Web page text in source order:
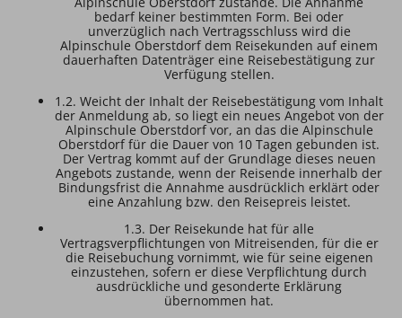
bedarf keiner bestimmten Form. Bei oder
unverzüglich nach Vertragsschluss wird die
Alpinschule Oberstdorf dem Reisekunden auf einem
dauerhaften Datenträger eine Reisebestätigung zur
Verfügung stellen.
1.2. Weicht der Inhalt der Reisebestätigung vom Inhalt
der Anmeldung ab, so liegt ein neues Angebot von der
Alpinschule Oberstdorf vor, an das die Alpinschule
Oberstdorf für die Dauer von 10 Tagen gebunden ist.
Der Vertrag kommt auf der Grundlage dieses neuen
Angebots zustande, wenn der Reisende innerhalb der
Bindungsfrist die Annahme ausdrücklich erklärt oder
eine Anzahlung bzw. den Reisepreis leistet.
1.3. Der Reisekunde hat für alle
Vertragsverpflichtungen von Mitreisenden, für die er
die Reisebuchung vornimmt, wie für seine eigenen
einzustehen, sofern er diese Verpflichtung durch
ausdrückliche und gesonderte Erklärung
übernommen hat.